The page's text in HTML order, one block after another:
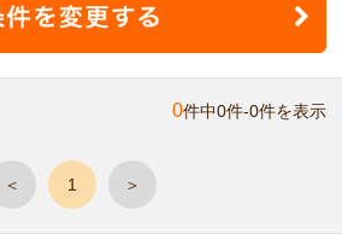
0件中0件-0件を表示
＜ 1 ＞